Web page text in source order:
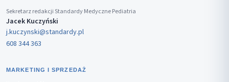
Sekretarz redakcji Standardy Medyczne Pediatria
Jacek Kuczyński
j.kuczynski@standardy.pl
608 344 363
MARKETING I SPRZEDAŻ